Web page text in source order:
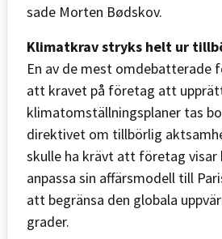
sade Morten Bødskov.
Klimatkrav stryks helt ur
En av de mest omdebatterade
att kravet på företag att
klimatomställningsplaner tas
direktivet om tillbörlig
skulle ha krävt att företag visar
anpassa sin affärsmodell till
att begränsa den globala
grader.